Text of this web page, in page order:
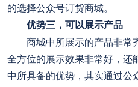
的选择公众号订货商城。
优势三，可以展示产品
商城中所展示的产品非常
全方位的展示效果非常好，还
中所具备的优势，其实通过公